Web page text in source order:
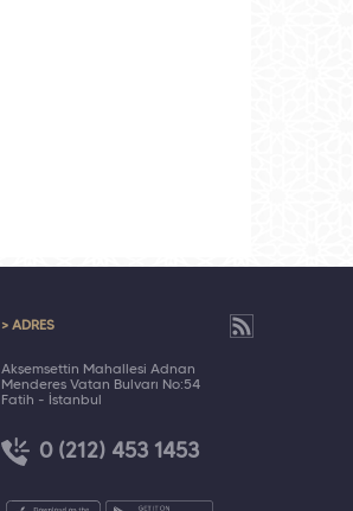
> ADRES
Akşemsettin Mahallesi Adnan
Menderes Vatan Bulvarı No:54
Fatih - İstanbul
0 (212) 453 1453